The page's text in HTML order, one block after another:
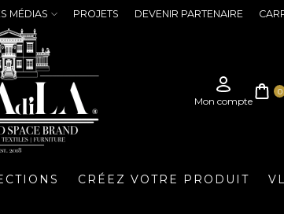
MÉDIAS PROJETS DEVENIR PARTENAIRE
CRÉEZ VOTRE PRODUIT